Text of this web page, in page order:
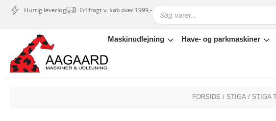
Hurtig levering Fri fragt v. køb over 1999,-
Maskinudlejning Have- og parkmaskiner
Maskinudlejning
Have- og parkmaskiner
Sikkerhed og tilbehør
FORSIDE / STIGA / STIGA